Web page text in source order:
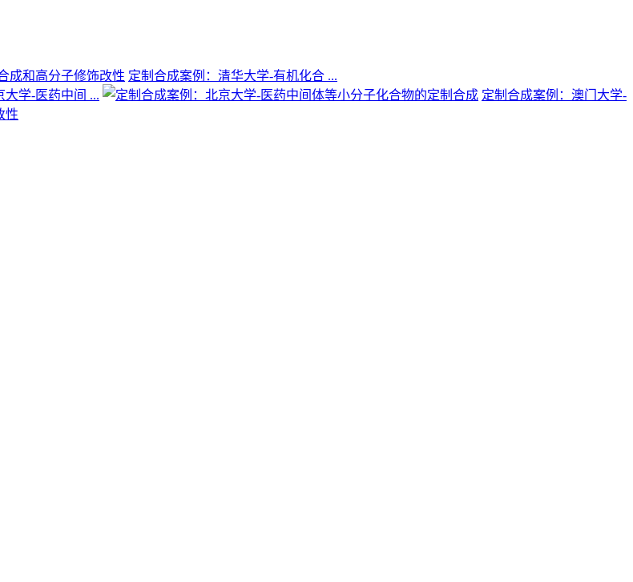
定制合成案例：清华大学-有机化合 ...
大学-医药中间 ...
定制合成案例：澳门大学-